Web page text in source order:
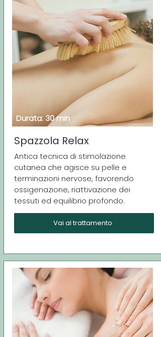
Durata: 30 min
Spazzola Relax
Antica tecnica di stimolazione
cutanea che agisce su pelle e
terminazioni nervose, favorendo
ossigenazione, riattivazione dei
tessuti ed equilibrio profondo.
Vai al trattamento